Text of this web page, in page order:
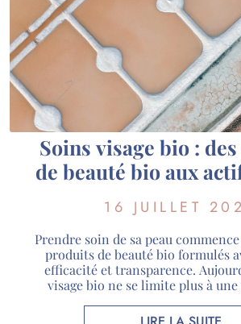
Soins visage bio :
de beauté bio aux
de Guérande
16 JUILLET
Prendre soin de sa peau
produits de beauté bio formulés
efficacité et transparence.
visage bio ne se limite plus à
sélectionnés, des certifications